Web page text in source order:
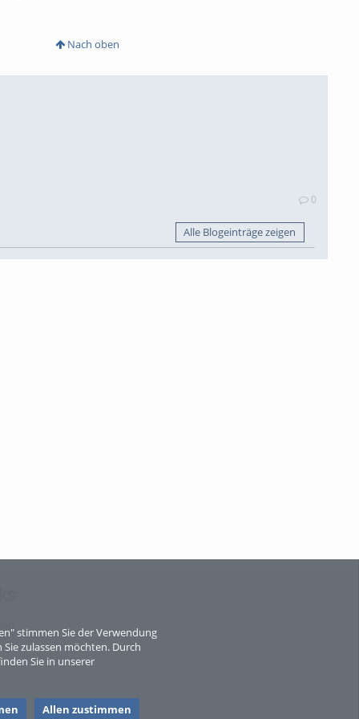
stimmen Sie der Verwendung
zulassen möchten. Durch
Sie in unserer
Allen zustimmen
Nach oben
0
Alle Blogeinträge zeigen